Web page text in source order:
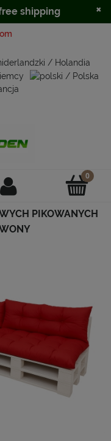
PIKOWANYCH
shipping ×